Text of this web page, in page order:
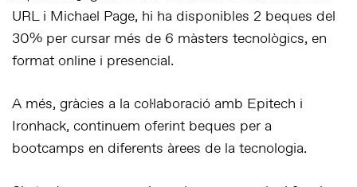
URLi Michael Page, hi ha disponibles 2 beques del
30% per cursar més de 6 màsters tecnològics, en
format online i presencial.
A més, gràcies a la col·laboració amb Epitech i
Ironhack, continuem oferint beques per a
bootcamps en diferents àrees de la tecnologia.